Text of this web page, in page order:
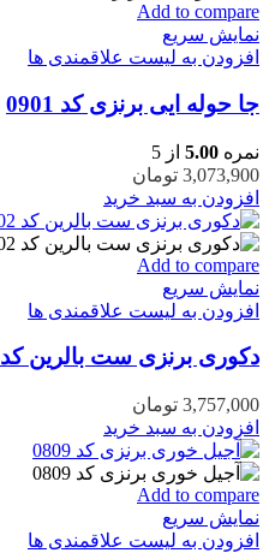
Add to compare
نمایش سریع
افزودن به لیست علاقمندی ها
جا حوله ایی برنزی کد 0901
نمره 5.00 از 5
3,073,900 تومان
افزودن به سبد خرید
Add to compare
نمایش سریع
افزودن به لیست علاقمندی ها
دکوری برنزی ست بالرین کد 1002
3,757,000 تومان
افزودن به سبد خرید
Add to compare
نمایش سریع
افزودن به لیست علاقمندی ها